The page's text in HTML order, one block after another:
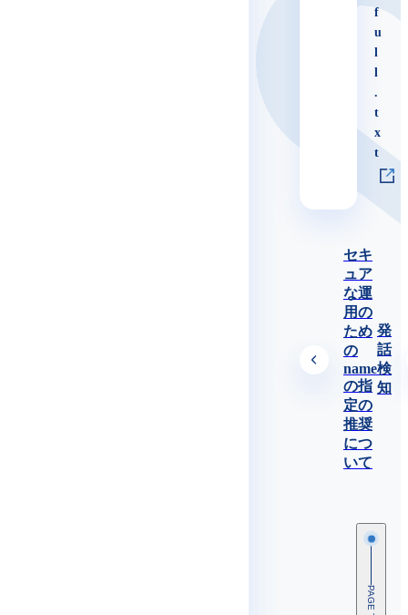
f
u
l
l
.
t
x
t
セキ
ュア
な運
用の
ため
の
name
の指
定の
推奨
につ
いて
発
話
検
知